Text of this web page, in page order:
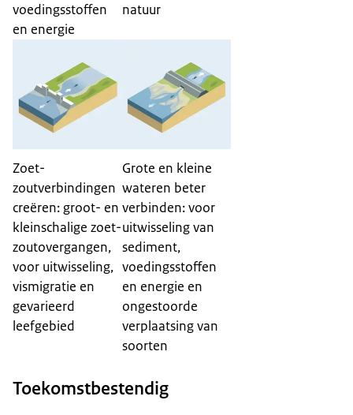
voedingsstoffen
en energie
natuur
Zoet-
zoutverbindingen
creëren: groot- en
kleinschalige zoet-
zoutovergangen,
voor uitwisseling,
vismigratie en
gevarieerd
leefgebied
Grote en kleine
wateren beter
verbinden: voor
uitwisseling van
sediment,
voedingsstoffen
en energie en
ongestoorde
verplaatsing van
soorten
Toekomstbestendig